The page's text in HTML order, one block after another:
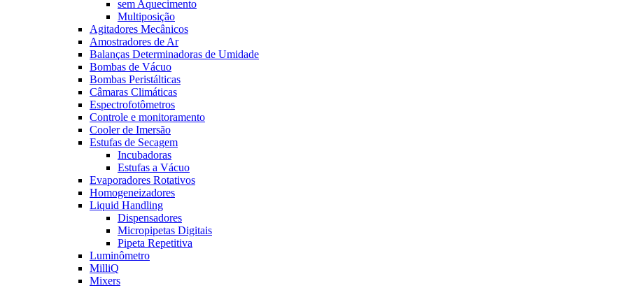
sem Aquecimento
Multiposição
Agitadores Mecânicos
Amostradores de Ar
Balanças Determinadoras de Umidade
Bombas de Vácuo
Bombas Peristálticas
Câmaras Climáticas
Espectrofotômetros
Controle e monitoramento
Cooler de Imersão
Estufas de Secagem
Incubadoras
Estufas a Vácuo
Evaporadores Rotativos
Homogeneizadores
Liquid Handling
Dispensadores
Micropipetas Digitais
Pipeta Repetitiva
Luminômetro
MilliQ
Mixers